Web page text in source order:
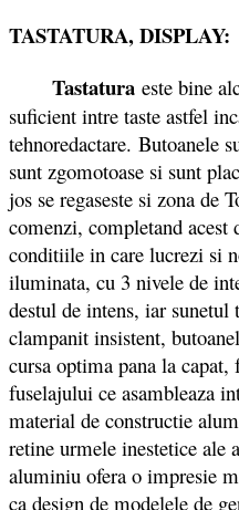
TASTATURA, DISPLAY:
Tastatura este bine
suficient intre taste astfel
tehnoredactare. Butoanele
sunt zgomotoase si sunt
jos se regaseste si zona de
comenzi, completand
conditiile in care lucrezi si
iluminata, cu 3 nivele de
destul de intens, iar sunetul
clampanit insistent,
cursa optima pana la
fuselajului ce asambleaza
material de constructie
retine urmele inestetice ale
aluminiu ofera o impresie
ca design de modelele de